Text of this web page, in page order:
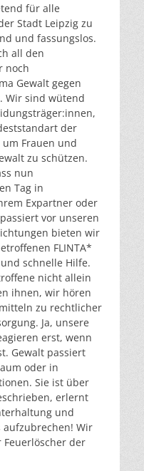
für alle
Stadt Leipzig zu
und fassungslos.
all den
noch
Gewalt gegen
Wir sind wütend
der
Frauen und
zu schützen.
nun
Tag in
Expartner oder
vor unseren
bieten wir
FLINTA*
schnelle Hilfe.
nicht allein
ihnen, wir hören
zu rechtlicher
Ja, unsere
erst, wenn
Gewalt passiert
oder in
Sie ist über
erlernt
und
aufzubrechen! Wir
der